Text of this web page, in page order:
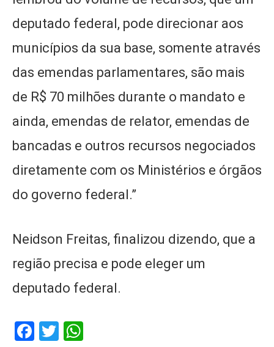
deputado federal, pode direcionar aos
municípios da sua base, somente através
das emendas parlamentares, são mais
de R$ 70 milhões durante o mandato e
ainda, emendas de relator, emendas de
bancadas e outros recursos negociados
diretamente com os Ministérios e órgãos
do governo federal.”
Neidson Freitas, finalizou dizendo, que a
região precisa e pode eleger um
deputado federal.
Facebook
Twitter